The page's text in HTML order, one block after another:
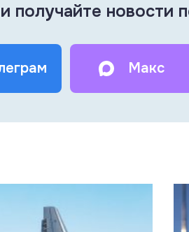
получайте новости
Макс